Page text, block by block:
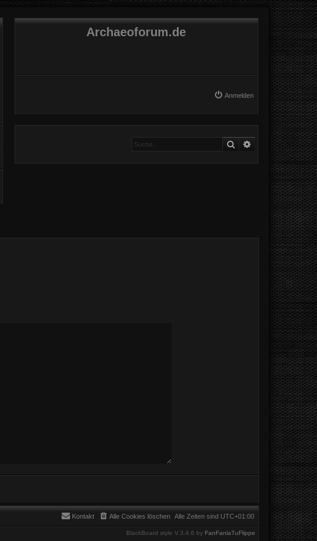
Archaeoforum.de
Anmelden
Suche Erweiterte Suche
Alle Zeiten sind UTC+01:00
Alle Cookies löschen
Kontakt
BlackBoard style V.3.4.6 by FanFanlaTuFlippe